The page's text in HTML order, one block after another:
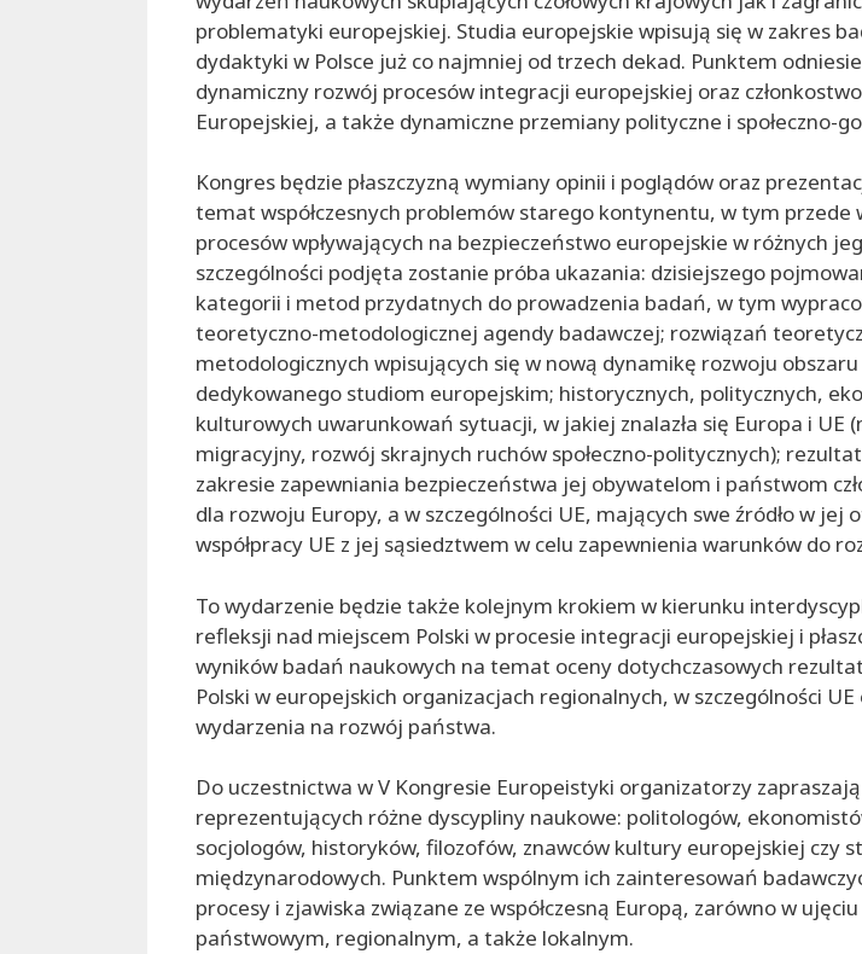
problematyki europejskiej. Studia europejskie wpisują się w zakres
dydaktyki w Polsce już co najmniej od trzech dekad. Punktem
dynamiczny rozwój procesów integracji europejskiej oraz
Europejskiej, a także dynamiczne przemiany polityczne i społeczno-
Kongres będzie płaszczyzną wymiany opinii i poglądów oraz
temat współczesnych problemów starego kontynentu, w tym przede
procesów wpływających na bezpieczeństwo europejskie w różnych
szczególności podjęta zostanie próba ukazania: dzisiejszego
kategorii i metod przydatnych do prowadzenia badań, w tym
teoretyczno-metodologicznej agendy badawczej; rozwiązań
metodologicznych wpisujących się w nową dynamikę rozwoju
dedykowanego studiom europejskim; historycznych, politycznych,
kulturowych uwarunkowań sytuacji, w jakiej znalazła się Europa i UE
migracyjny, rozwój skrajnych ruchów społeczno-politycznych);
zakresie zapewniania bezpieczeństwa jej obywatelom i państwom
dla rozwoju Europy, a w szczególności UE, mających swe źródło w jej
współpracy UE z jej sąsiedztwem w celu zapewnienia warunków do
To wydarzenie będzie także kolejnym krokiem w kierunku
refleksji nad miejscem Polski w procesie integracji europejskiej i
wyników badań naukowych na temat oceny dotychczasowych
Polski w europejskich organizacjach regionalnych, w szczególności
wydarzenia na rozwój państwa.
Do uczestnictwa w V Kongresie Europeistyki organizatorzy
reprezentujących różne dyscypliny naukowe: politologów,
socjologów, historyków, filozofów, znawców kultury europejskiej czy
międzynarodowych. Punktem wspólnym ich zainteresowań
procesy i zjawiska związane ze współczesną Europą, zarówno w
państwowym, regionalnym, a także lokalnym.